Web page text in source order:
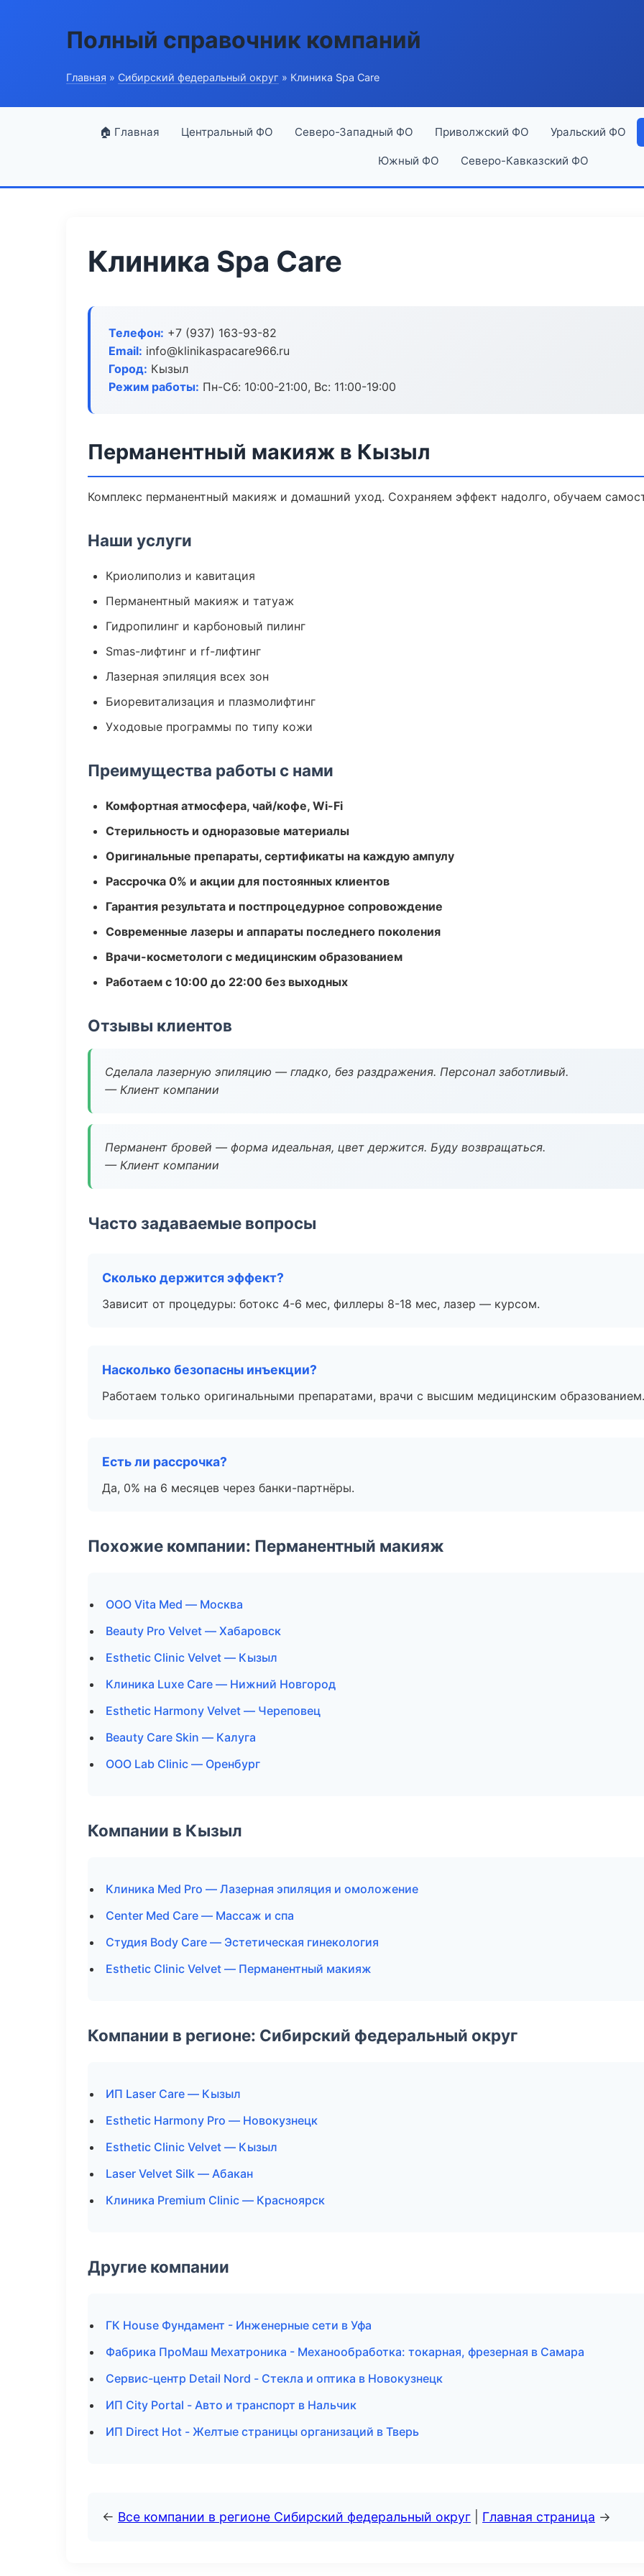
Полный справочник компаний
Главная » Сибирский федеральный округ » Клиника Spa Care
🏠 Главная Центральный ФО Северо-Западный ФО Приволжский ФО Уральский ФО
Южный ФО Северо-Кавказский ФО
Клиника Spa Care
Телефон: +7 (937) 163-93-82
Email: info@klinikaspacare966.ru
Город: Кызыл
Режим работы: Пн-Сб: 10:00-21:00, Вс: 11:00-19:00
Перманентный макияж в Кызыл
Комплекс перманентный макияж и домашний уход. Сохраняем эффект надолго, обучаем
Наши услуги
Криолиполиз и кавитация
Перманентный макияж и татуаж
Гидропилинг и карбоновый пилинг
Smas-лифтинг и rf-лифтинг
Лазерная эпиляция всех зон
Биоревитализация и плазмолифтинг
Уходовые программы по типу кожи
Преимущества работы с нами
Комфортная атмосфера, чай/кофе, Wi-Fi
Стерильность и одноразовые материалы
Оригинальные препараты, сертификаты на каждую ампулу
Рассрочка 0% и акции для постоянных клиентов
Гарантия результата и постпроцедурное сопровождение
Современные лазеры и аппараты последнего поколения
Врачи-косметологи с медицинским образованием
Работаем с 10:00 до 22:00 без выходных
Отзывы клиентов
Сделала лазерную эпиляцию — гладко, без раздражения. Персонал заботливый.
— Клиент компании
Перманент бровей — форма идеальная, цвет держится. Буду возвращаться.
— Клиент компании
Часто задаваемые вопросы
Сколько держится эффект?
Зависит от процедуры: ботокс 4-6 мес, филлеры 8-18 мес, лазер — курсом.
Насколько безопасны инъекции?
Работаем только оригинальными препаратами, врачи с высшим медицинским образованием.
Есть ли рассрочка?
Да, 0% на 6 месяцев через банки-партнёры.
Похожие компании: Перманентный макияж
ООО Vita Med — Москва
Beauty Pro Velvet — Хабаровск
Esthetic Clinic Velvet — Кызыл
Клиника Luxe Care — Нижний Новгород
Esthetic Harmony Velvet — Череповец
Beauty Care Skin — Калуга
ООО Lab Clinic — Оренбург
Компании в Кызыл
Клиника Med Pro — Лазерная эпиляция и омоложение
Center Med Care — Массаж и спа
Студия Body Care — Эстетическая гинекология
Esthetic Clinic Velvet — Перманентный макияж
Компании в регионе: Сибирский федеральный округ
ИП Laser Care — Кызыл
Esthetic Harmony Pro — Новокузнецк
Esthetic Clinic Velvet — Кызыл
Laser Velvet Silk — Абакан
Клиника Premium Clinic — Красноярск
Другие компании
ГК House Фундамент - Инженерные сети в Уфа
Фабрика ПроМаш Мехатроника - Механообработка: токарная, фрезерная в Самара
Сервис-центр Detail Nord - Стекла и оптика в Новокузнецк
ИП City Portal - Авто и транспорт в Нальчик
ИП Direct Hot - Желтые страницы организаций в Тверь
← Все компании в регионе Сибирский федеральный округ Главная страница →